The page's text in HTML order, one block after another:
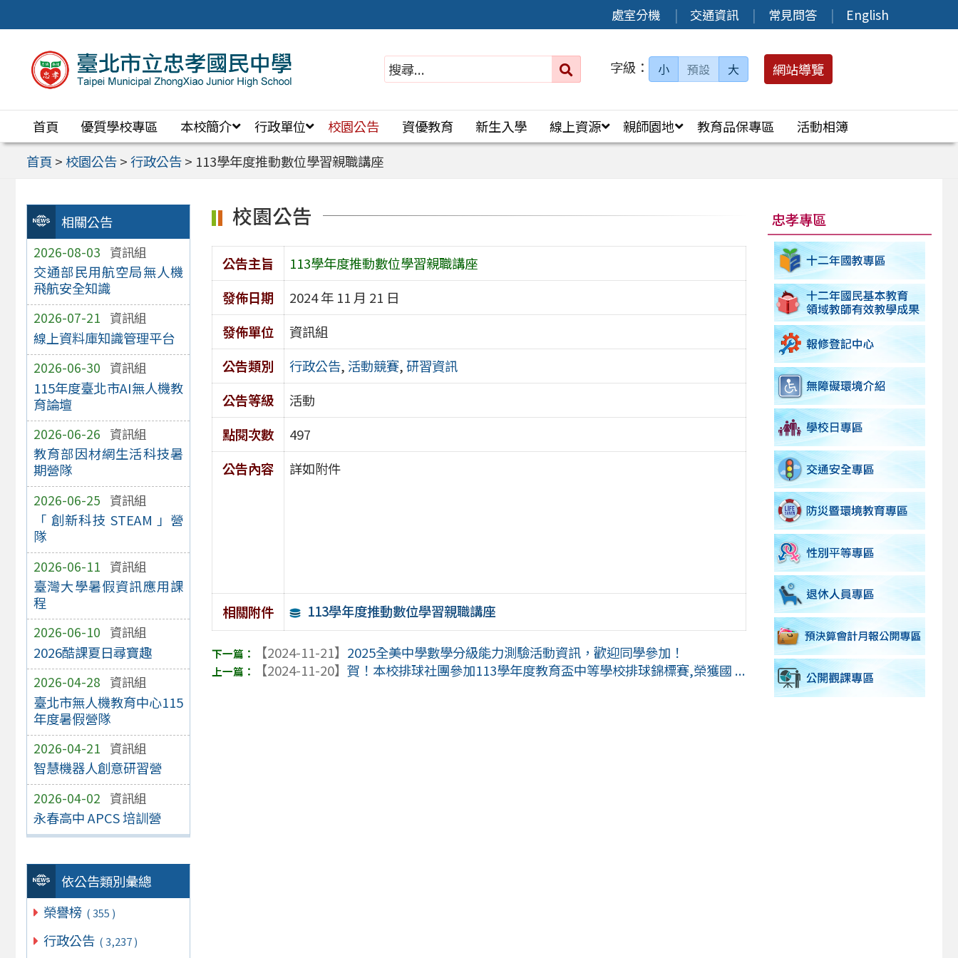
至
區
處室分機 交通資訊 常見問答 English
搜
字級： 小 預設 大 網站導覽
首頁 優質學校專區 本校簡介 行政單位 校園公告 資優教育 新生入學 線上資源 親師園地 教育品保專區
活動相簿
首頁 > 校園公告> 行政公告> 113學年度推動數位學習親職講座
相關公告
2026-08-03 資訊組
交通部民用航空局無人機
飛航安全知識
2026-07-21 資訊組
線上資料庫知識管理平台
2026-06-30 資訊組
115年度臺北市AI無人機教
育論壇
2026-06-26 資訊組
教育部因材網生活科技暑
期營隊
2026-06-25 資訊組
「 創新科技 STEAM 」營
隊
2026-06-11 資訊組
臺灣大學暑假資訊應用課
程
2026-06-10 資訊組
2026酷課夏日尋寶趣
2026-04-28 資訊組
臺北市無人機教育中心115
年度暑假營隊
2026-04-21 資訊組
智慧機器人創意研習營
2026-04-02 資訊組
永春高中 APCS 培訓營
依公告類別彙總
榮譽榜 ( 355 )
行政公告 ( 3,237 )
校園公告
公告主旨
113學年度推動數位學習親職講座
發佈日期
2024 年 11 月 21 日
發佈單位
資訊組
公告類別
行政公告,活動競賽,研習資訊
公告等級
活動
點閱次數
497
公告內容
詳如附件
相關附件 113學年度推動數位學習親職講座
【2024-11-21】 2025全美中學數學分級能力測驗活動資訊，歡迎同學參加！
【2024-11-20】 賀！本校排球社團參加113學年度教育盃中等學校排球錦標賽,榮獲國 ...
忠孝專區